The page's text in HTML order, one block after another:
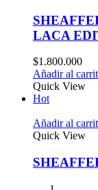
LACA
$1.800.000
Añadir al
Quick View
Hot
Añadir al
Quick View